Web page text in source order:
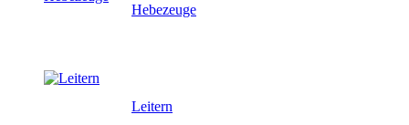
Hebezeuge
Leitern